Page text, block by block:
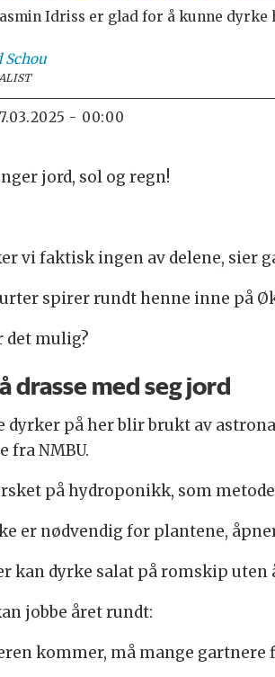
Idriss er glad for å kunne dyrke
Schou
- 00:00
jord, sol og regn!
vi faktisk ingen av delene, sier
spirer rundt henne inne på
det mulig?
drasse med seg jord
dyrker på her blir brukt av
fra NMBU.
på hydroponikk, som
er nødvendig for plantene,
kan dyrke salat på romskip uten
jobbe året rundt:
kommer, må mange gartnere